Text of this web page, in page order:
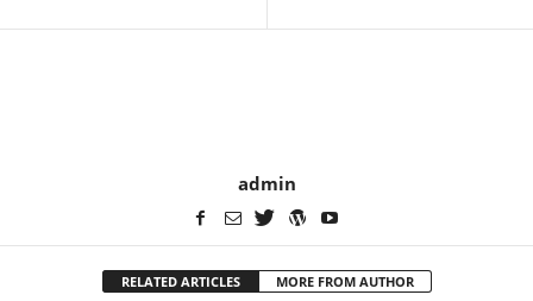
admin
RELATED ARTICLES MORE FROM AUTHOR